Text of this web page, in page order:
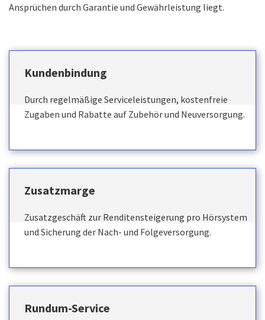
Ansprüchen durch Garantie und Gewährleistung liegt.
Kundenbindung
Durch regelmäßige Serviceleistungen, kostenfreie
Zugaben und Rabatte auf Zubehör und Neuversorgung.
Zusatzmarge
Zusatzgeschäft zur Renditensteigerung pro Hörsystem
und Sicherung der Nach- und Folgeversorgung.
Rundum-Service